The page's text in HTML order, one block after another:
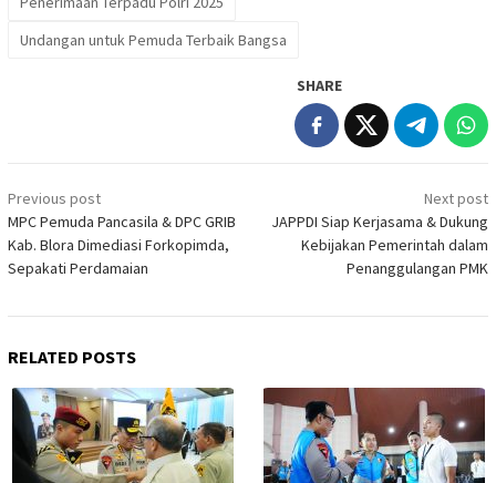
Undangan untuk Pemuda Terbaik Bangsa
SHARE
Post
navigation
Previous post
MPC Pemuda Pancasila & DPC GRIB
Kab. Blora Dimediasi Forkopimda,
Sepakati Perdamaian
Next post
JAPPDI Siap Kerjasama & Dukung
Kebijakan Pemerintah dalam
Penanggulangan PMK
RELATED POSTS